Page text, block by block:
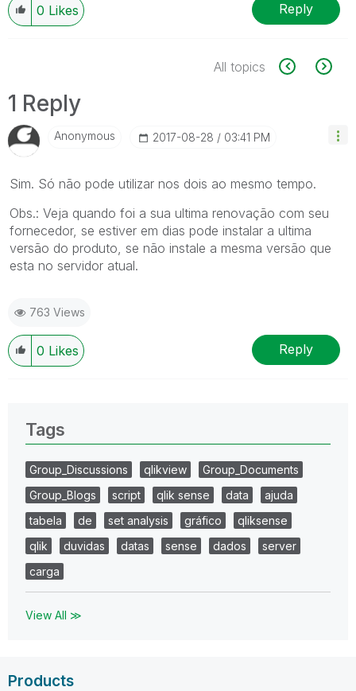
0 Likes Reply
All topics
1 Reply
Anonymous ‎2017-08-28 03:41 PM
Sim. Só não pode utilizar nos dois ao mesmo tempo.
Obs.: Veja quando foi a sua ultima renovação com seu
fornecedor, se estiver em dias pode instalar a ultima
versão do produto, se não instale a mesma versão que
esta no servidor atual.
763 Views
0 Likes Reply
Tags
Group_Discussions qlikview
Group_Documents
Group_Blogs
script qlik sense data
ajuda
tabela
de set analysis gráfico
qliksense
qlik
duvidas datas sense dados
server
carga
View All ≫
Products